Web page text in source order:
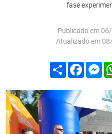
fase
Publicado em
Atualizado em
Compartilhar